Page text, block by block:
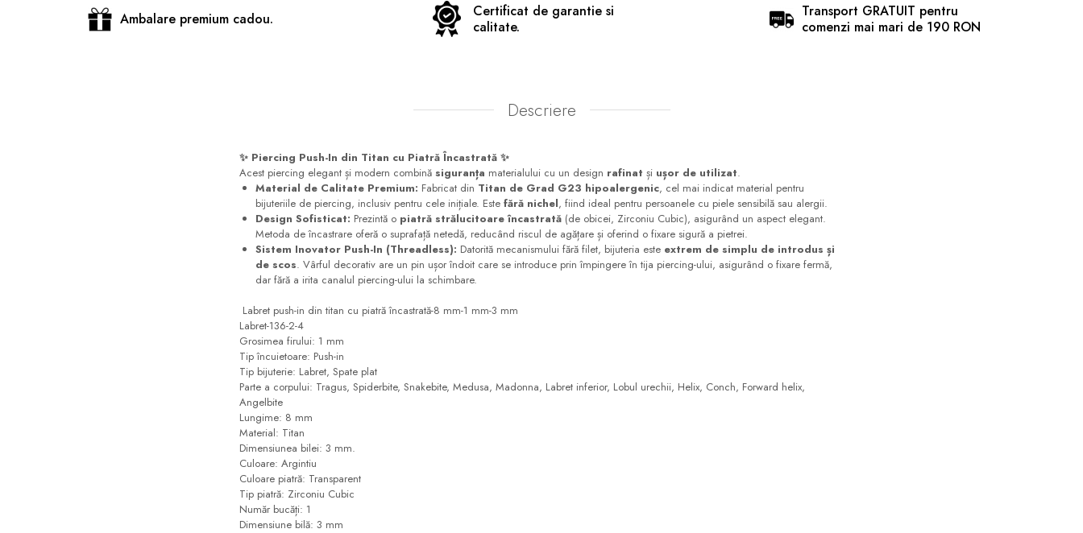
Ambalare premium cadou.
Certificat de garantie si
calitate.
Transport GRATUIT pentru
comenzi mai mari de 190 RON
Descriere
✨ Piercing Push-In din Titan cu Piatră Încastrată ✨
Acest piercing elegant și modern combină siguranța materialului cu un design rafinat și ușor de utilizat.
Material de Calitate Premium: Fabricat din Titan de Grad G23 hipoalergenic, cel mai indicat material pentru
bijuteriile de piercing, inclusiv pentru cele inițiale. Este fără nichel, fiind ideal pentru persoanele cu piele sensibilă sau alergii.
Design Sofisticat: Prezintă o piatră strălucitoare încastrată (de obicei, Zirconiu Cubic), asigurând un aspect elegant.
Metoda de încastrare oferă o suprafață netedă, reducând riscul de agățare și oferind o fixare sigură a pietrei.
Sistem Inovator Push-In (Threadless): Datorită mecanismului fără filet, bijuteria este extrem de simplu de introdus și
de scos. Vârful decorativ are un pin ușor îndoit care se introduce prin împingere în tija piercing-ului, asigurând o fixare fermă,
dar fără a irita canalul piercing-ului la schimbare.
Labret push-in din titan cu piatră încastrată-8 mm-1 mm-3 mm
Labret-136-2-4
Grosimea firului: 1 mm
Tip încuietoare: Push-in
Tip bijuterie: Labret, Spate plat
Parte a corpului: Tragus, Spiderbite, Snakebite, Medusa, Madonna, Labret inferior, Lobul urechii, Helix, Conch, Forward helix,
Angelbite
Lungime: 8 mm
Material: Titan
Dimensiunea bilei: 3 mm.
Culoare: Argintiu
Culoare piatră: Transparent
Tip piatră: Zirconiu Cubic
Număr bucăți: 1
Dimensiune bilă: 3 mm